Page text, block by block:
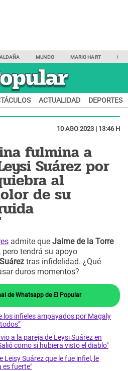
MUNDO MARIO HART
ACTUALIDAD DEPORTES
10 AGO 2023 | 13:46 H
fulmina a
Suárez por
al
de su
admite que Jaime de la Torre
tendrá su apoyo
tras infidelidad. ¿Qué
duros momentos?
de Whatsapp de El Popular
los infieles ampayados por Magaly
a la pareja de Leysi Suárez en
como si hubiera visto el diablo"
Leisy Suárez que le fue infiel, le
es fuerte"